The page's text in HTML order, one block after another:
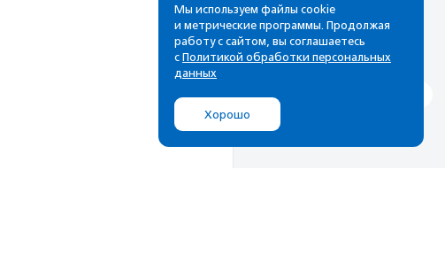
Подписаться
Мы используем файлы cookie
и метрические программы. Продолжая
работу с сайтом, вы соглашаетесь
с Политикой обработки персональных
данных
Хорошо